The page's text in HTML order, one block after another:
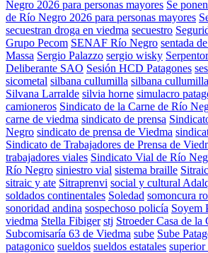
Negro 2026 para personas mayores Se
de Río Negro 2026 para personas mayores
secuestran droga en viedma secuestro
Grupo Pecom SENAF Río Negro sentada
Massa Sergio Palazzo sergio wisky Serpentor
Deliberante SAO Sesión HCD Patagones
sicometal silbana cullumilla silbana
Silvana Larralde silvia horne simulacro
camioneros Sindicato de la Carne de Río
carne de viedma sindicato de prensa
Negro sindicato de prensa de Viedma
Sindicato de Trabajadores de Prensa de
trabajadores viales Sindicato Vial de Río
Río Negro siniestro vial sistema braille Sitraic
sitraic y ate Sitraprenvi social y cultural
soldados continentales Soledad somoncura
sonoridad andina sospechoso policía Soyem
viedma Stella Fibiger stj Stroeder Casa de la
Subcomisaría 63 de Viedma sube Sube
patagonico sueldos sueldos estatales